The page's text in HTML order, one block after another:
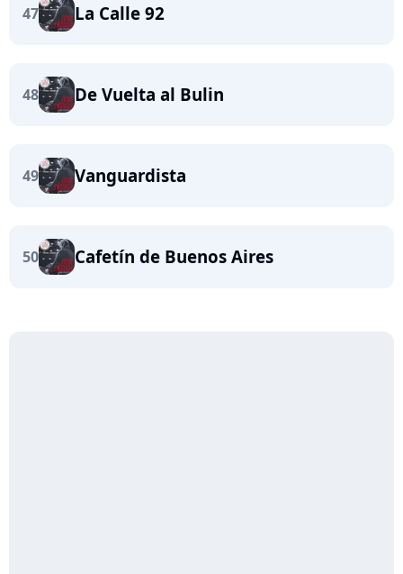
47 La Calle 92
48 De Vuelta al Bulin
49 Vanguardista
50 Cafetín de Buenos Aires